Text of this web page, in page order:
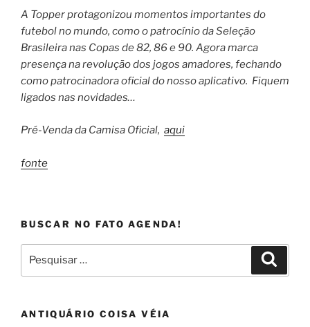
A Topper protagonizou momentos importantes do
futebol no mundo, como o patrocínio da Seleção
Brasileira nas Copas de 82, 86 e 90. Agora marca
presença na revolução dos jogos amadores, fechando
como patrocinadora oficial do nosso aplicativo. Fiquem
ligados nas novidades…
Pré-Venda da Camisa Oficial, aqui
fonte
BUSCAR NO FATO AGENDA!
por:
ANTIQUÁRIO COISA VÉIA